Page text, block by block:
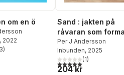
om en ö
, 2022
Totalt antal röster:
3)
Sand : jakten på
råvaran som
vår värld
Per J Andersson
Inbunden, 2025
5,0utav 5 stjärnor.
(1)
204 kr